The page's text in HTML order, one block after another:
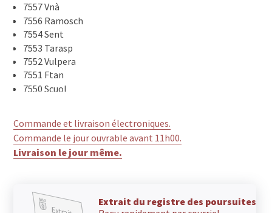
7557 Vnà
7556 Ramosch
7554 Sent
7553 Tarasp
7552 Vulpera
7551 Ftan
7550 Scuol
7543 Lavin
7542 Susch
7530 Zernez
Commande et livraison électroniques.
Commande le jour ouvrable avant 11h00.
Livraison le jour même.
Extrait du registre des poursuites